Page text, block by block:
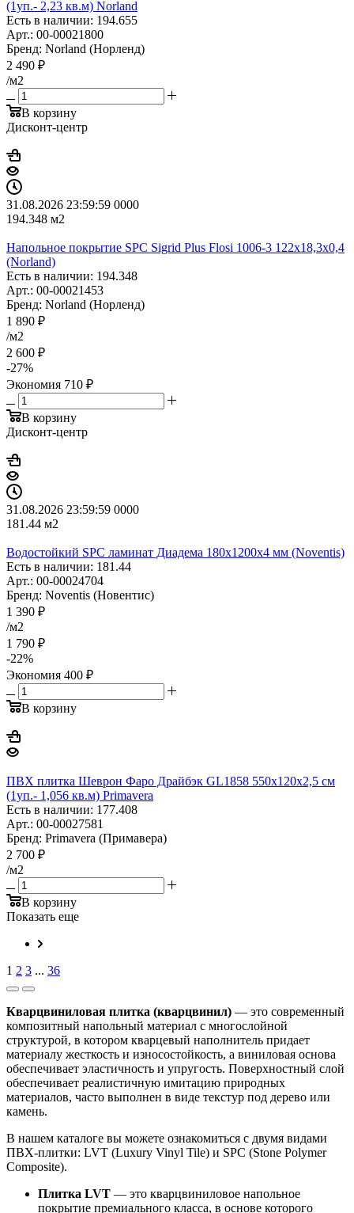
(1уп.- 2,23 кв.м) Norland
Есть в наличии: 194.655
Арт.: 00-00021800
Бренд: Norland (Норленд)
2 490 ₽
/м2
В корзину
Дисконт-центр
31.08.2026 23:59:59 0000
194.348 м2
Напольное покрытие SPC Sigrid Plus Flosi 1006-3 122x18,3x0,4
(Norland)
Есть в наличии: 194.348
Арт.: 00-00021453
Бренд: Norland (Норленд)
1 890 ₽
/м2
2 600 ₽
-27%
Экономия 710 ₽
В корзину
Дисконт-центр
31.08.2026 23:59:59 0000
181.44 м2
Водостойкий SPC ламинат Диадема 180x1200x4 мм (Noventis)
Есть в наличии: 181.44
Арт.: 00-00024704
Бренд: Noventis (Новентис)
1 390 ₽
/м2
1 790 ₽
-22%
Экономия 400 ₽
В корзину
ПВХ плитка Шеврон Фаро Драйбэк GL1858 550х120х2,5 см
(1уп.- 1,056 кв.м) Primavera
Есть в наличии: 177.408
Арт.: 00-00027581
Бренд: Primavera (Примавера)
2 700 ₽
/м2
В корзину
Показать еще
1 2 3 ... 36
Кварцвиниловая плитка (кварцвинил) — это современный
композитный напольный материал с многослойной
структурой, в котором кварцевый наполнитель придает
материалу жесткость и износостойкость, а виниловая основа
обеспечивает эластичность и упругость. Поверхностный слой
обеспечивает реалистичную имитацию природных
материалов, часто выполнен в виде текстур под дерево или
камень.
В нашем каталоге вы можете ознакомиться с двумя видами
ПВХ-плитки: LVT (Luxury Vinyl Tile) и SPC (Stone Polymer
Composite).
Плитка LVT — это кварцвиниловое напольное
покрытие премиального класса, в основе которого